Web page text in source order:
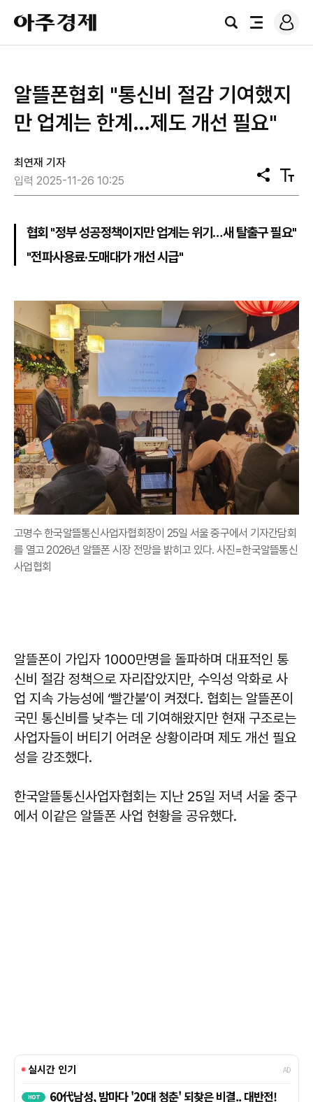
아
주
경
검
전
로
그
알뜰폰협회 "통신비 절감 기여했지
만 업계는 한계…제도 개선 필요"
최연재 기자
입력 2025-11-26 10:25
공
유
텍
스
기
협회 "정부 성공정책이지만 업계는 위기…새 탈출구 필요"
"전파사용료·도매대가 개선 시급"
고명수 한국알뜰통신사업자협회장이 25일 서울 중구에서 기자간담회
를 열고 2026년 알뜰폰 시장 전망을 밝히고 있다. 사진=한국알뜰통신
사업협회
알뜰폰이 가입자 1000만명을 돌파하며 대표적인 통
신비 절감 정책으로 자리잡았지만, 수익성 악화로 사
업 지속 가능성에 ‘빨간불’이 켜졌다. 협회는 알뜰폰이
국민 통신비를 낮추는 데 기여해왔지만 현재 구조로는
사업자들이 버티기 어려운 상황이라며 제도 개선 필요
성을 강조했다.
한국알뜰통신사업자협회는 지난 25일 저녁 서울 중구
에서 이같은 알뜰폰 사업 현황을 공유했다.